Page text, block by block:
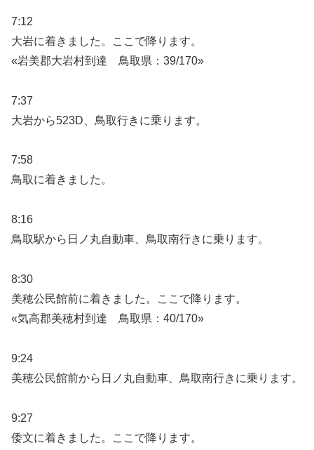
7:12
大岩に着きました。ここで降ります。
«岩美郡大岩村到達 鳥取県：39/170»
7:37
大岩から523D、鳥取行きに乗ります。
7:58
鳥取に着きました。
8:16
鳥取駅から日ノ丸自動車、鳥取南行きに乗ります。
8:30
美穂公民館前に着きました。ここで降ります。
«気高郡美穂村到達 鳥取県：40/170»
9:24
美穂公民館前から日ノ丸自動車、鳥取南行きに乗ります。
9:27
倭文に着きました。ここで降ります。